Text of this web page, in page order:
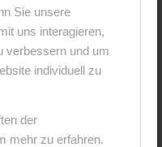
Sie unsere
uns interagieren,
verbessern und um
individuell zu
der
mehr zu erfahren.